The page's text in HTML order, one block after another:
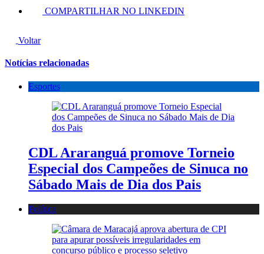
COMPARTILHAR NO LINKEDIN
Voltar
Notícias relacionadas
Esportes
CDL Araranguá promove Torneio
Especial dos Campeões de Sinuca no
Sábado Mais de Dia dos Pais
Política